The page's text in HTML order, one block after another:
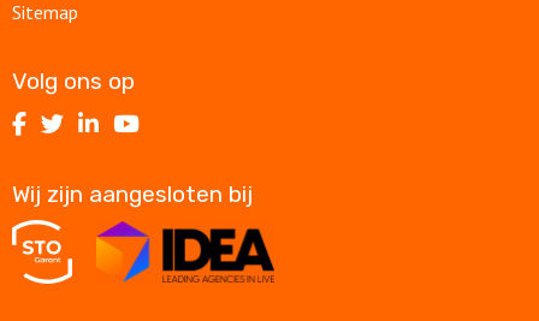
Sitemap
Volg ons op
Volg
op
Facebook
Volg
op
Twitter
Volg
op
LinkedIn
Volg
op
Youtube
Wij zijn aangesloten bij